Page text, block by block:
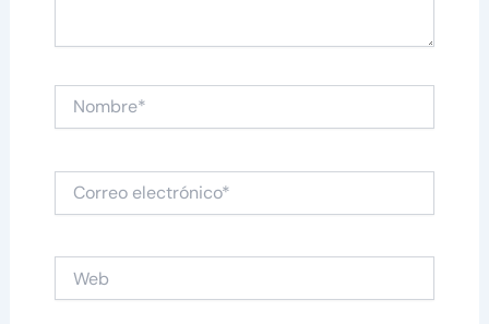
Nombre*
electrónico*